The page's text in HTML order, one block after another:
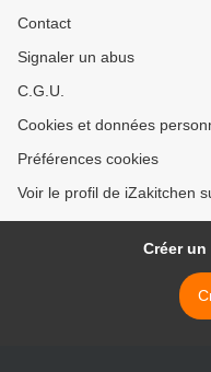
Contact
Signaler un abus
C.G.U.
Cookies et données
Préférences cookies
Voir le profil de iZakitchen
Créer